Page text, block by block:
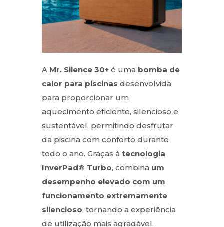
A Mr. Silence 30+ é uma bomba de
calor para piscinas desenvolvida
para proporcionar um
aquecimento eficiente, silencioso e
sustentável, permitindo desfrutar
da piscina com conforto durante
todo o ano. Graças à tecnologia
InverPad® Turbo, combina um
desempenho elevado com um
funcionamento extremamente
silencioso, tornando a experiência
de utilização mais agradável.